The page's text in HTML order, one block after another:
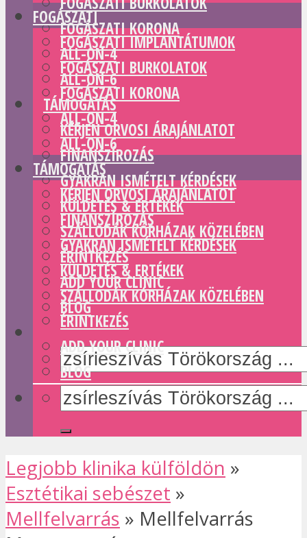
FOGÁSZATI KORONA
ALL-ON-4
ALL-ON-6
TÁMOGATÁS
KÉRJEN ORVOSI ÁRAJÁNLATOT
FINANSZÍROZÁS
GYAKRAN ISMÉTELT KÉRDÉSEK
KÜLDETÉS & ERTÉKEK
SZÁLLODÁK KÓRHÁZAK KÖZELÉBEN
ÉRINTKEZÉS
ADD YOUR CLINIC
BLOG
FOGÁSZATI
FOGÁSZATI IMPLANTÁTUMOK
FOGÁSZATI BURKOLATOK
FOGÁSZATI KORONA
ALL-ON-4
ALL-ON-6
TÁMOGATÁS
KÉRJEN ORVOSI ÁRAJÁNLATOT
FINANSZÍROZÁS
GYAKRAN ISMÉTELT KÉRDÉSEK
KÜLDETÉS & ERTÉKEK
SZÁLLODÁK KÓRHÁZAK KÖZELÉBEN
ÉRINTKEZÉS
ADD YOUR CLINIC
BLOG
Legjobb klinika külföldön »
Esztétikai sebészet »
Mellfelvarrás » Mellfelvarrás